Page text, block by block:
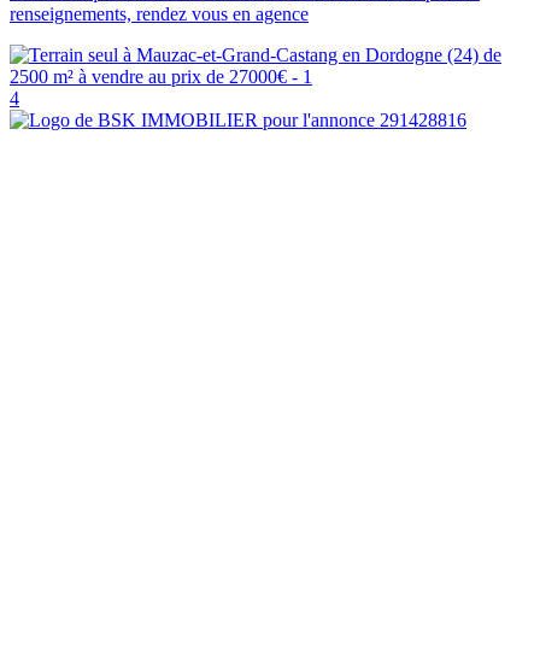
renseignements, rendez vous en agence
4